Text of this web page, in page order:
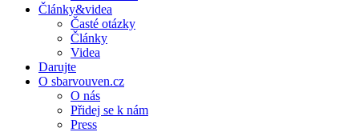
Články&videa
Časté otázky
Články
Videa
Darujte
O sbarvouven.cz
O nás
Přidej se k nám
Press